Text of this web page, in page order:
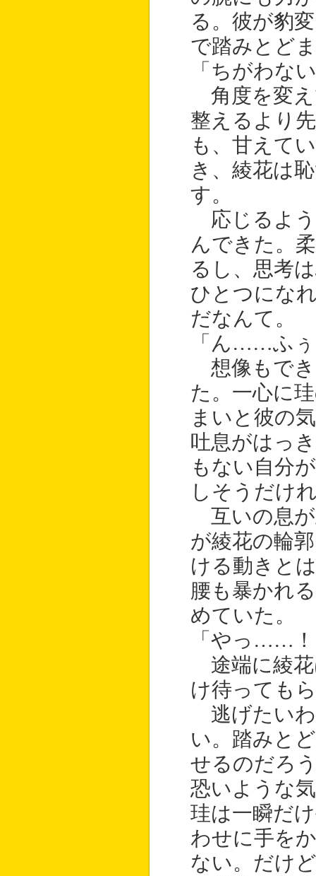
る。彼が豹
で踏みとど
「ちがわな
角度を変え
整えるより
も、甘えて
き、綾花は
す。
応じるよう
んできた。
るし、思考
ひとつにな
だなんて。
「ん……ふ
想像もでき
た。一心に
まいと彼の
吐息がはっ
もない自分
しそうだけ
互いの息が
が綾花の輪
ける動きと
腰も暴かれ
めていた。
「やっ……
途端に綾花
け待っても
逃げたいわ
い。踏みと
せるのだろ
恐いような
珪は一瞬だ
わせに手を
ない。だけ